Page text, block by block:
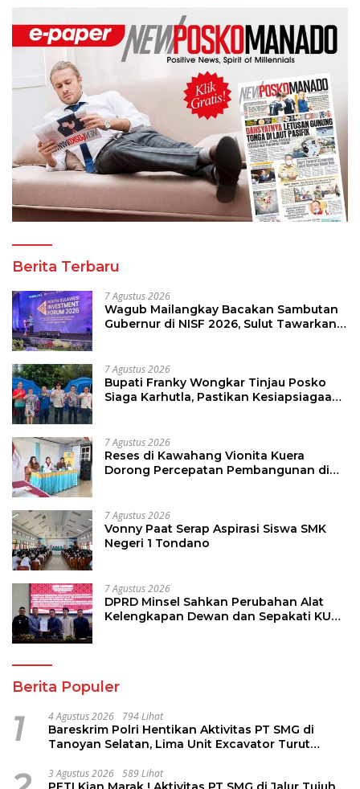
Berita Terbaru
7 Agustus 2026
Wagub Mailangkay Bacakan Sambutan
Gubernur di NISF 2026, Sulut Tawarkan
7 Agustus 2026
Bupati Franky Wongkar Tinjau Posko
Siaga Karhutla, Pastikan Kesiapsiagaan
7 Agustus 2026
Reses di Kawahang Vionita Kuera
Dorong Percepatan Pembangunan di
7 Agustus 2026
Vonny Paat Serap Aspirasi Siswa SMK
Negeri 1 Tondano
7 Agustus 2026
DPRD Minsel Sahkan Perubahan Alat
Kelengkapan Dewan dan Sepakati KUA-
Berita Populer
1 4 Agustus 2026 794 Lihat
Bareskrim Polri Hentikan Aktivitas PT SMG di
Tanoyan Selatan, Lima Unit Excavator Turut
3 Agustus 2026 589 Lihat